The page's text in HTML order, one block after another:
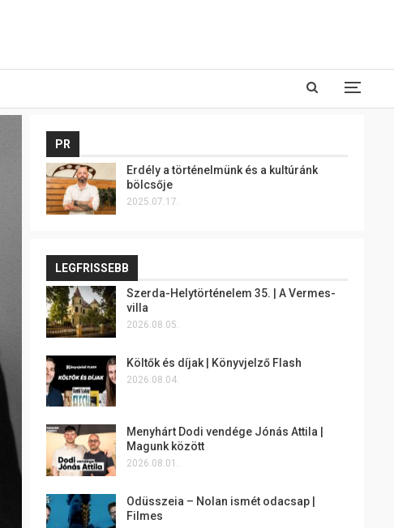
PR
Erdély a történelmünk és a kultúránk
bölcsője
2025.07.17.
LEGFRISSEBB
Szerda-Helytörténelem 35. | A Vermes-
villa
2026.08.05.
Költők és díjak | Könyvjelző Flash
2026.08.04.
Menyhárt Dodi vendége Jónás Attila |
Magunk között
2026.08.01.
Odüsszeia – Nolan ismét odacsap |
Filmes